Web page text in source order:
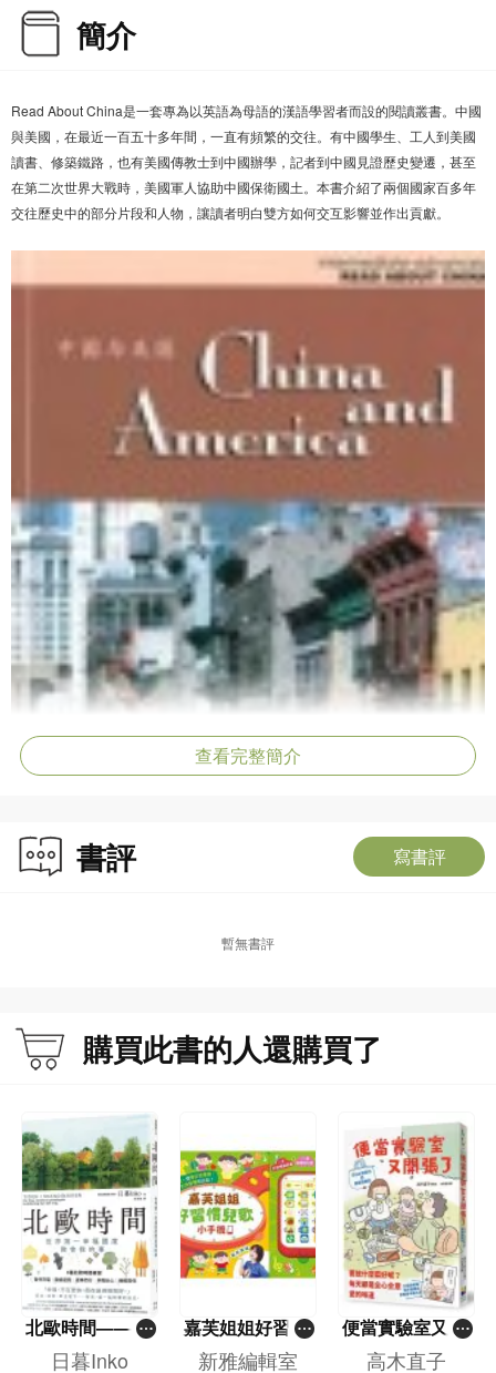
簡介
Read About China是一套專為以英語為母語的漢語學習者而設的閱讀叢書。中國
與美國，在最近一百五十多年間，一直有頻繁的交往。有中國學生、工人到美國
讀書、修築鐵路，也有美國傳教士到中國辦學，記者到中國見證歷史變遷，甚至
在第二次世界大戰時，美國軍人協助中國保衛國土。本書介紹了兩個國家百多年
交往歷史中的部分片段和人物，讓讀者明白雙方如何交互影響並作出貢獻。
查看完整簡介
書評 寫書評
暫無書評
購買此書的人還購買了
北歐時間——世
界第一幸福國度
日暮Inko
嘉芙姐姐好習慣
兒歌小手機
新雅編輯室
便當實驗室又開
張了——日日和
高木直子